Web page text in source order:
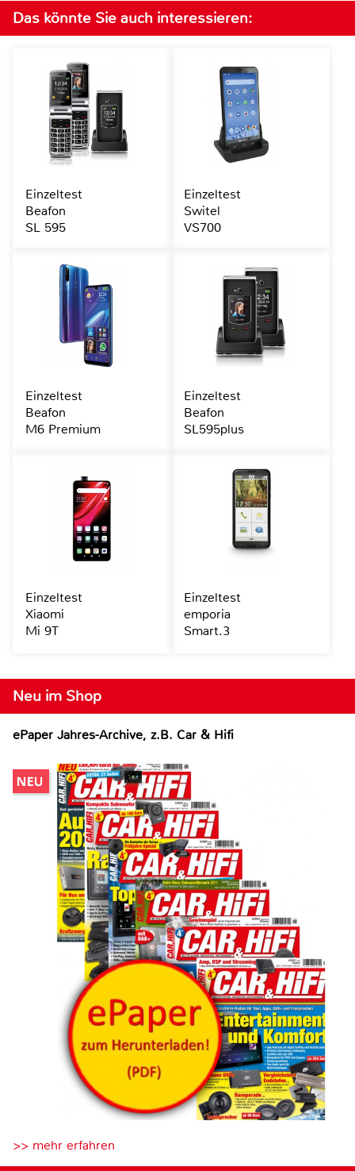
Neu im Shop
ePaper Jahres-Archive, z.B. Car & Hifi
>> mehr erfahren
Das könnte Sie auch interessieren:
Einzeltest
Beafon
SL 595
Einzeltest
Switel
VS700
Einzeltest
Beafon
M6 Premium
Einzeltest
Beafon
SL595plus
Einzeltest
Xiaomi
Mi 9T
Einzeltest
emporia
Smart.3